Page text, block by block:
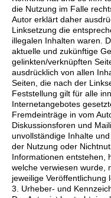
die Nutzung im Falle
Autor erklärt daher
Linksetzung die
illegalen Inhalten waren.
aktuelle und zukünftige
gelinkten/verknüpften
ausdrücklich von allen
Seiten, die nach der
Feststellung gilt für alle
Internetangebotes
Fremdeinträge in vom
Diskussionsforen und
unvollständige Inhalte
der Nutzung oder
Informationen entstehen,
welche verwiesen wurde,
jeweilige Veröffentlichung
3. Urheber- und